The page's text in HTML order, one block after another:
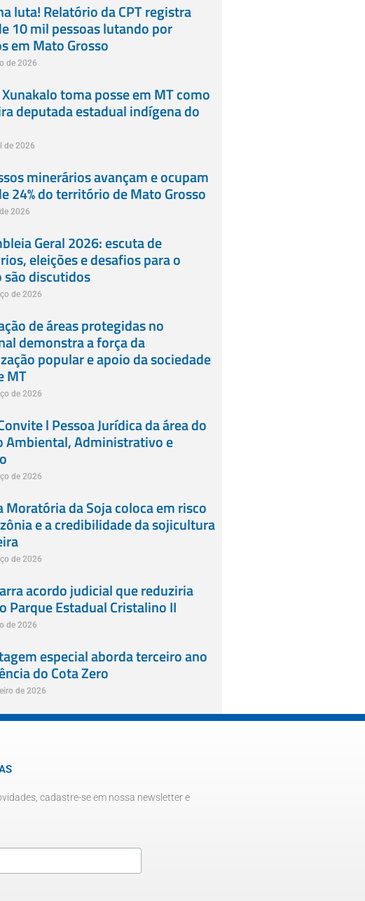
luta! Relatório da CPT registra
10 mil pessoas lutando por
em Mato Grosso
de 2026
toma posse em MT como
deputada estadual indígena do
de 2026
minerários avançam e ocupam
24% do território de Mato Grosso
2026
Geral 2026: escuta de
eleições e desafios para o
discutidos
de 2026
de áreas protegidas no
demonstra a força da
popular e apoio da sociedade
MT
de 2026
l Pessoa Jurídica da área do
Ambiental, Administrativo e
de 2026
Moratória da Soja coloca em risco
e a credibilidade da sojicultura
de 2026
acordo judicial que reduziria
Parque Estadual Cristalino II
de 2026
especial aborda terceiro ano
do Cota Zero
de 2026
cadastre-se em nossa newsletter e